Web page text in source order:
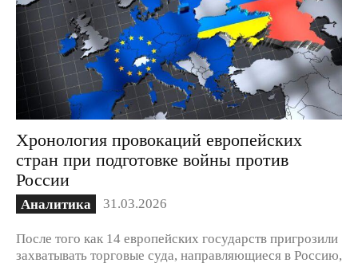
Хронология провокаций европейских
стран при подготовке войны против
России
Аналитика 31.03.2026
После того как 14 европейских государств пригрозили
захватывать торговые суда, направляющиеся в Россию,